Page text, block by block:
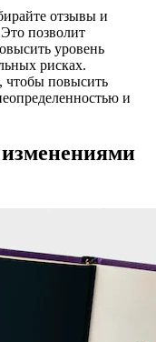
отзывы и
позволит
уровень
рисках.
чтобы повысить
и
изменениями